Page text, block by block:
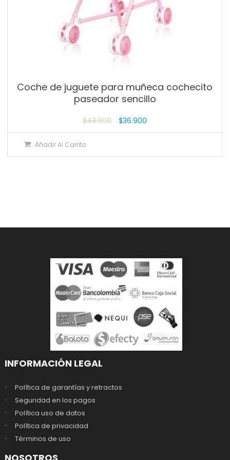
Coche de juguete para muñeca cochecito
paseador sencillo
$43.900 $36.900
Añadir Al Carrito
INFORMACIÓN LEGAL
Política de garantías y retractos
Seguridad en los pagos
Política uso de datos
Política de privacidad
Términos de uso